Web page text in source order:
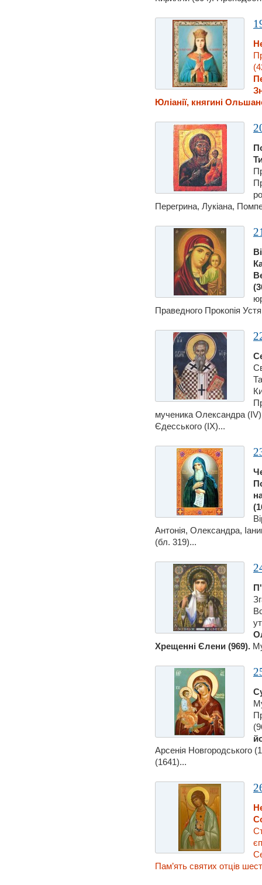
Юлiанiї, княгині
Перегрина, Лукiана,
Праведного Прокопiя
мученика Олександра
Єдесського (ІХ)...
Антонiя, Олександра,
(бл. 319)...
Хрещеннi Єлени (969).
Арсенiя Новгородського
(1641)...
Пам’ять святих отців